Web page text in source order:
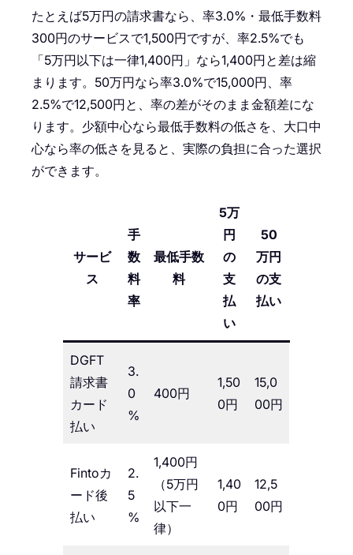
たとえば5万円の請求書なら、率3.0%・最低手数料
300円のサービスで1,500円ですが、率2.5%でも
「5万円以下は一律1,400円」なら1,400円と差は縮
まります。50万円なら率3.0%で15,000円、率
2.5%で12,500円と、率の差がそのまま金額差にな
ります。少額中心なら最低手数料の低さを、大口中
心なら率の低さを見ると、実際の負担に合った選択
ができます。
サービ
ス
手
数
料
率
最低手数
料
5万
円
の
支
払
い
50
万円
の支
払い
DGFT
請求書
カード
払い
3.
0
%
400円
1,50
0円
15,0
00円
Fintoカ
ード後
払い
2.
5
%
1,400円
（5万円
以下一
律）
1,40
0円
12,5
00円